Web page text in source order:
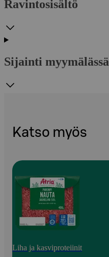
Ravintosisältö
Sijainti myymälässä
Katso myös
Liha ja kasviproteiinit